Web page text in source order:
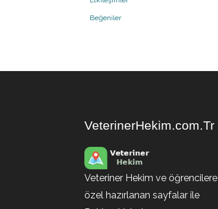
Beğeniler
VeterinerHekim.com.Tr
Veteriner Hekim ve öğrencilere
özel hazırlanan sayfalar ile